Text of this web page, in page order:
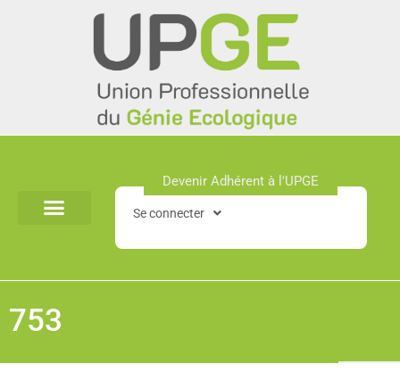
Devenir Adhérent à l'UPGE​
Se connecter
753